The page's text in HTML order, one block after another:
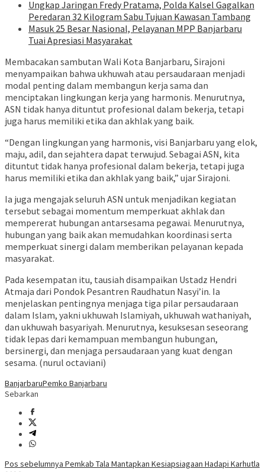
Ungkap Jaringan Fredy Pratama, Polda Kalsel Gagalkan
Peredaran 32 Kilogram Sabu Tujuan Kawasan Tambang
Masuk 25 Besar Nasional, Pelayanan MPP Banjarbaru
Tuai Apresiasi Masyarakat
Membacakan sambutan Wali Kota Banjarbaru, Sirajoni
menyampaikan bahwa ukhuwah atau persaudaraan menjadi
modal penting dalam membangun kerja sama dan
menciptakan lingkungan kerja yang harmonis. Menurutnya,
ASN tidak hanya dituntut profesional dalam bekerja, tetapi
juga harus memiliki etika dan akhlak yang baik.
“Dengan lingkungan yang harmonis, visi Banjarbaru yang elok,
maju, adil, dan sejahtera dapat terwujud. Sebagai ASN, kita
dituntut tidak hanya profesional dalam bekerja, tetapi juga
harus memiliki etika dan akhlak yang baik,” ujar Sirajoni.
Ia juga mengajak seluruh ASN untuk menjadikan kegiatan
tersebut sebagai momentum memperkuat akhlak dan
mempererat hubungan antarsesama pegawai. Menurutnya,
hubungan yang baik akan memudahkan koordinasi serta
memperkuat sinergi dalam memberikan pelayanan kepada
masyarakat.
Pada kesempatan itu, tausiah disampaikan Ustadz Hendri
Atmaja dari Pondok Pesantren Raudhatun Nasyi’in. Ia
menjelaskan pentingnya menjaga tiga pilar persaudaraan
dalam Islam, yakni ukhuwah Islamiyah, ukhuwah wathaniyah,
dan ukhuwah basyariyah. Menurutnya, kesuksesan seseorang
tidak lepas dari kemampuan membangun hubungan,
bersinergi, dan menjaga persaudaraan yang kuat dengan
sesama. (nurul octaviani)
BanjarbaruPemko Banjarbaru
Sebarkan
Navigasi
Pos sebelumnya Pemkab Tala Mantapkan Kesiapsiagaan Hadapi Karhutla